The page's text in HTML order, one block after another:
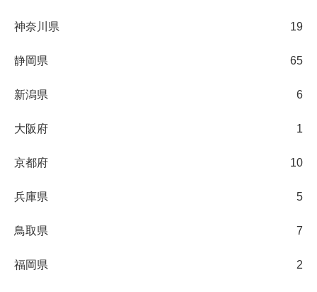
神奈川県 19
静岡県 65
新潟県 6
大阪府 1
京都府 10
兵庫県 5
鳥取県 7
福岡県 2